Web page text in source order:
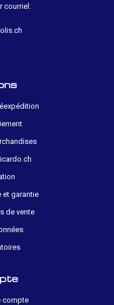
courriel:
et garantie
de vente
compte